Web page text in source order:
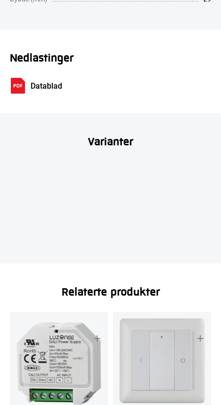
Nedlastinger
Datablad
Varianter
Relaterte produkter